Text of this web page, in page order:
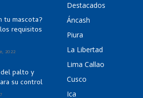
tu mascota?
requisitos
2022
palto y
su control
Destacados
Áncash
Piura
La Libertad
Lima Callao
Cusco
Ica